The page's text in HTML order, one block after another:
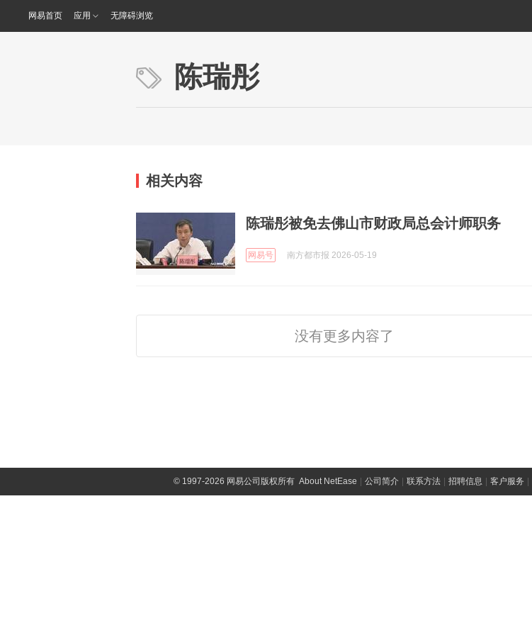
网易首页 应用 无障碍浏览
陈瑞彤
相关内容
陈瑞彤被免去佛山市财政局总会计师职务
网易号 南方都市报 2026-05-19
没有更多内容了
©1997-2026 网易公司版权所有 About NetEase 公司简介 联系方法 招聘信息 客户服务